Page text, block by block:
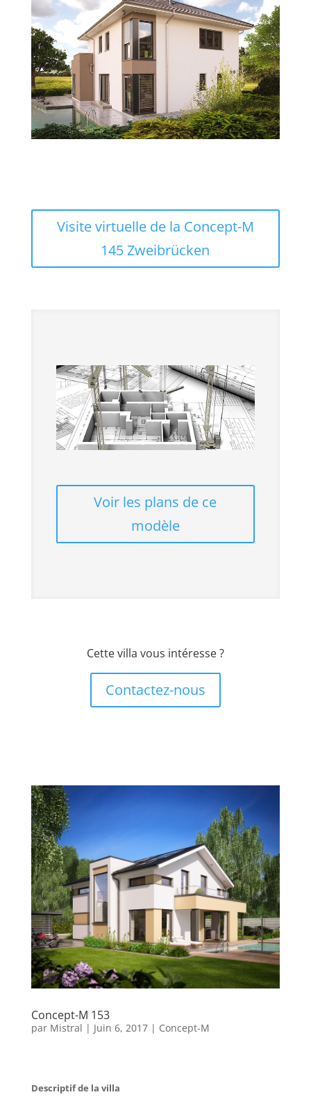
Visite virtuelle de la Concept-M
145 Zweibrücken
Voir les plans de ce
modèle
Cette villa vous intéresse ?
Contactez-nous
Concept-M 153
par Mistral | Juin 6, 2017| Concept-M
Descriptif de la villa